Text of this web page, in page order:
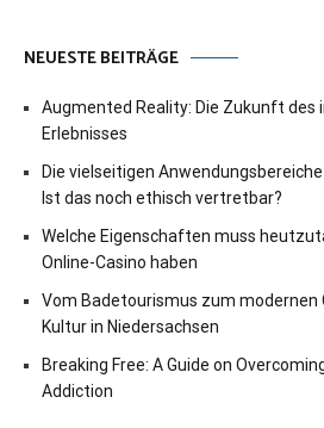
NEUESTE BEITRÄGE
Augmented Reality: Die Zukunft des
Erlebnisses
Die vielseitigen
Ist das noch ethisch vertretbar?
Welche Eigenschaften muss
Online-Casino haben
Vom Badetourismus zum modernen
Kultur in Niedersachsen
Breaking Free: A Guide on
Addiction